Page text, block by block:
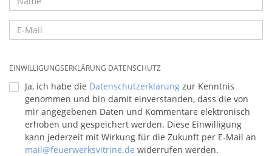
EINWILLIGUNGSERKLÄRUNG DATENSCHUTZ
Ja, ich habe die Datenschutzerklärung zur Kenntnis
genommen und bin damit einverstanden, dass die von
mir angegebenen Daten und Kommentare elektronisch
erhoben und gespeichert werden. Diese Einwilligung
kann jederzeit mit Wirkung für die Zukunft per E-Mail an
mail@feuerwerksvitrine.de widerrufen werden.